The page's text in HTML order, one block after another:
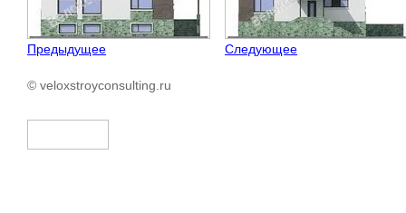
Предыдущее Следующее
© veloxstroyconsulting.ru